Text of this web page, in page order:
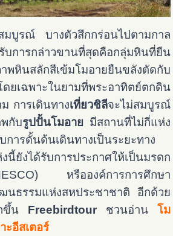
มบูรณ์ บางตัวสึกกร่อนไปตามกาล
การกล่าวขานที่สุดคือกลุ่มหินที่ยืน
พหินสลักสีเข้มโมอายยืนขลังตัดกับ
ยเฉพาะในยามที่พระอาทิตย์ตกดิน
การเดินทางเที่ยวชิลีจะไม่สมบูรณ์
กับรูปปั้นโมอาย มีสถานที่ไม่กี่แห่ง
ารดั้นด้นเดินทางเป็นระยะทาง
นี้ยังได้รับการประกาศให้เป็นมรดก
หรือองค์การการศึกษา
นธรรมแห่งสหประชาชาติ อีกด้วย
ขึ้น Freebirdtour ชวนอ่าน โม
ะอีสเตอร์